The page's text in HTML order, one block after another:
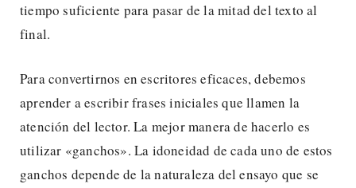
tiempo suficiente para pasar de la mitad del texto al
final.
Para convertirnos en escritores eficaces, debemos
aprender a escribir frases iniciales que llamen la
atención del lector. La mejor manera de hacerlo es
utilizar «ganchos». La idoneidad de cada uno de estos
ganchos depende de la naturaleza del ensayo que se